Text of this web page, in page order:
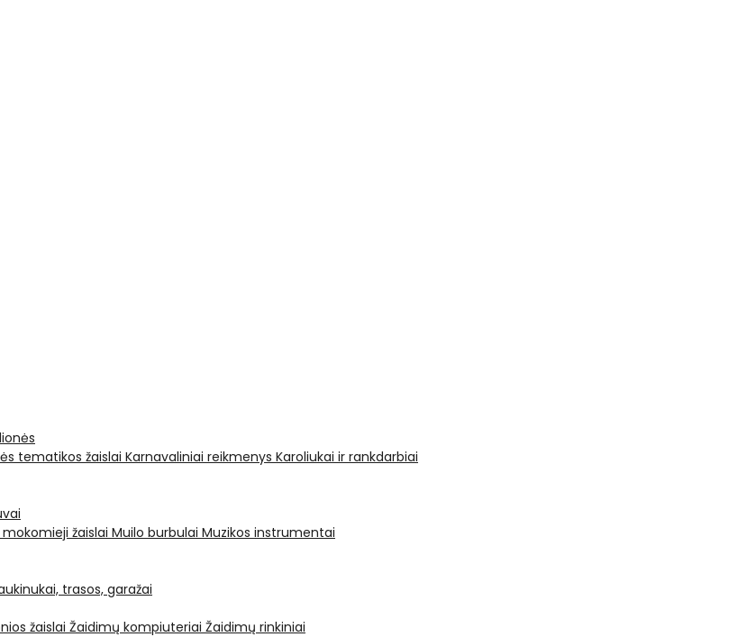
tematikos žaislai Karnavaliniai reikmenys Karoliukai ir rankdarbiai
mokomieji žaislai Muilo burbulai Muzikos instrumentai
trasos, garažai
žaislai Žaidimų kompiuteriai Žaidimų rinkiniai